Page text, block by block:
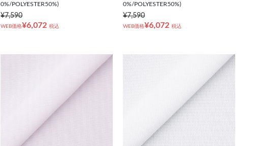
0%/POLYESTER50%)
¥7,590
WEB価格¥6,072 税込
0%/POLYESTER50%)
¥7,590
WEB価格¥6,072 税込